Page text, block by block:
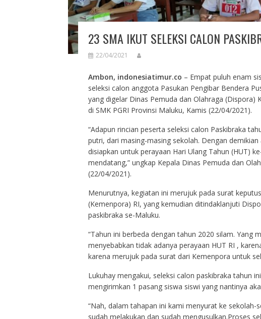
23 SMA IKUT SELEKSI CALON
22/04/2021
Ambon, indonesiatimur.co – Empat puluh enam
seleksi calon anggota Pasukan Pengibar Bendera
yang digelar Dinas Pemuda dan Olahraga (Dispora)
di SMK PGRI Provinsi Maluku, Kamis (22/04/2021).
“Adapun rincian peserta seleksi calon Paskibraka
putri, dari masing-masing sekolah. Dengan
disiapkan untuk perayaan Hari Ulang Tahun (HUT)
mendatang,” ungkap Kepala Dinas Pemuda dan
(22/04/2021).
Menurutnya, kegiatan ini merujuk pada surat
(Kemenpora) RI, yang kemudian ditindaklanjuti
paskibraka se-Maluku.
“Tahun ini berbeda dengan tahun 2020 silam. Yang
menyebabkan tidak adanya perayaan HUT RI ,
karena merujuk pada surat dari Kemenpora untuk
Lukuhay mengakui, seleksi calon paskibraka tahun
mengirimkan 1 pasang siswa siswi yang nantinya
“Nah, dalam tahapan ini kami menyurat ke
sudah melakukan dan sudah mengusulkan.Proses